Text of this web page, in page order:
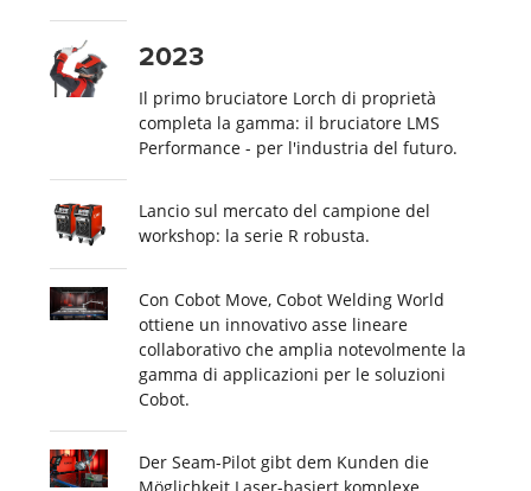
2023
Il primo bruciatore Lorch di proprietà
completa la gamma: il bruciatore LMS
Performance - per l'industria del futuro.
Lancio sul mercato del campione del
workshop: la serie R robusta.
Con Cobot Move, Cobot Welding World
ottiene un innovativo asse lineare
collaborativo che amplia notevolmente la
gamma di applicazioni per le soluzioni
Cobot.
Der Seam-Pilot gibt dem Kunden die